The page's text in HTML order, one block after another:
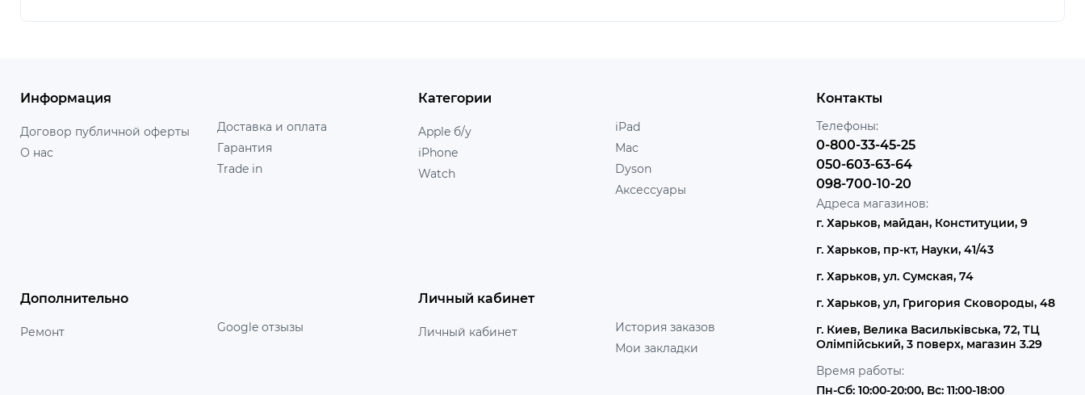
Информация
Договор публичной оферты
О нас
Доставка и оплата
Гарантия
Trade in
Категории
Apple б/у
iPhone
Watch
iPad
Mac
Dyson
Аксессуары
Дополнительно
Ремонт Google отзызы
Личный кабинет
Личный кабинет
История заказов
Мои закладки
Контакты
Телефоны:
0-800-33-45-25
050-603-63-64
098-700-10-20
Адреса магазинов:
г. Харьков, майдан, Конституции, 9
г. Харьков, пр-кт, Науки, 41/43
г. Харьков, ул. Сумская, 74
г. Харьков, ул, Григория Сковороды, 48
г. Киев, Велика Васильківська, 72, ТЦ
Олімпійський, 3 поверх, магазин 3.29
Время работы:
Пн-Сб: 10:00-20:00, Вс: 11:00-18:00